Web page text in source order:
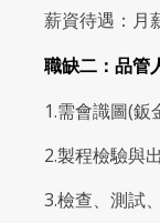
薪資待遇：月
職缺二：品管
1.需會識圖(鈑
2.製程檢驗與
3.檢查、測試